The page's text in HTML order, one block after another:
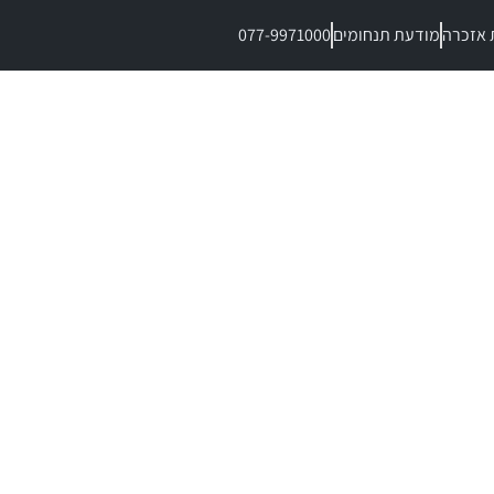
אזכרהמודעת תנחומים077-9971000